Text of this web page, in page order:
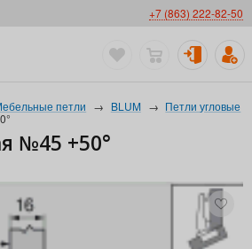
+7 (863) 222-82-50
петли → BLUM → Петли угловые
№45 +50°